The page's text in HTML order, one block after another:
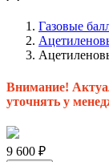
Газовые
Внимание!
уточнять у
9 600 ₽